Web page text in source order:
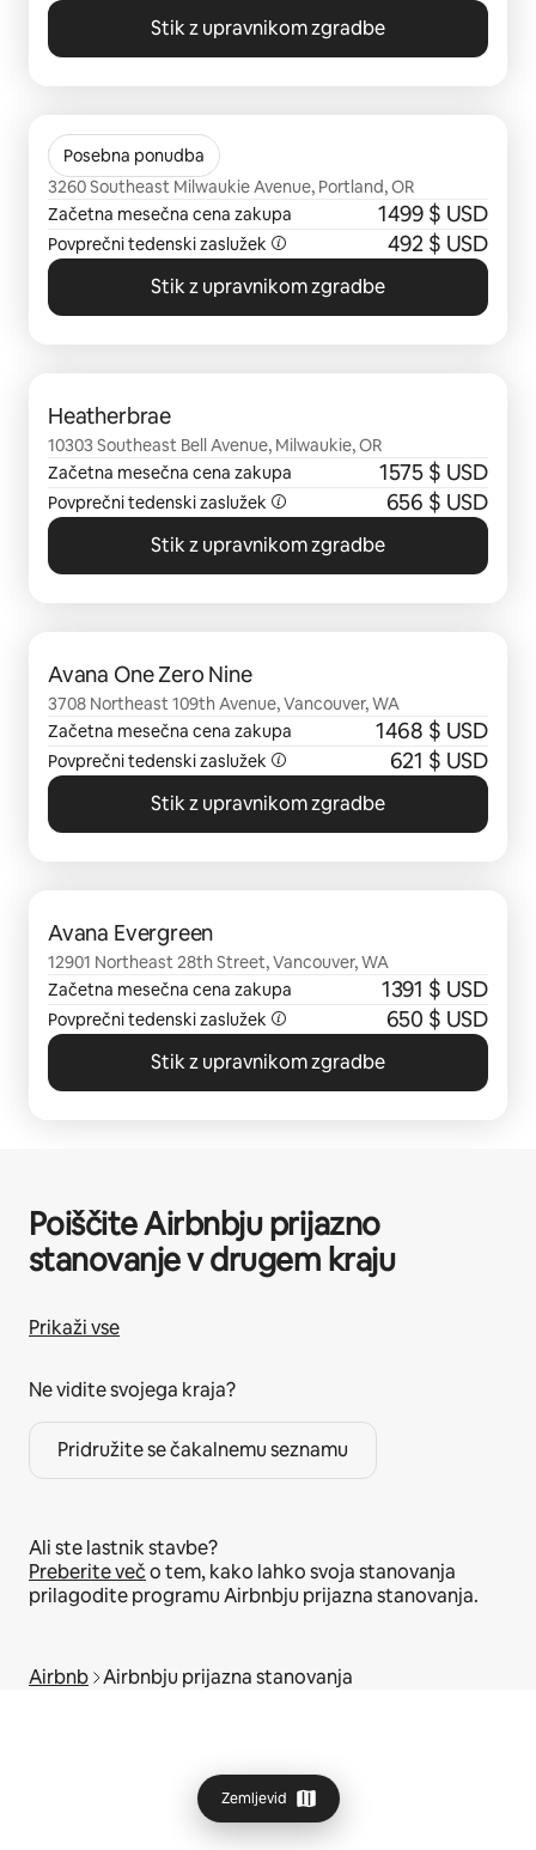
Stik z upravnikom zgradbe
Posebna ponudba
The Frankie
3260 Southeast Milwaukie Avenue, Portland, OR
Začetna mesečna cena zakupa
1499 $ USD
Povprečni tedenski zaslužek 492 $ USD
Stik z upravnikom zgradbe
Heatherbrae
10303 Southeast Bell Avenue, Milwaukie, OR
Začetna mesečna cena zakupa
1575 $ USD
Povprečni tedenski zaslužek 656 $ USD
Stik z upravnikom zgradbe
Avana One Zero Nine
3708 Northeast 109th Avenue, Vancouver, WA
Začetna mesečna cena zakupa
1468 $ USD
Povprečni tedenski zaslužek 621 $ USD
Stik z upravnikom zgradbe
Avana Evergreen
12901 Northeast 28th Street, Vancouver, WA
Začetna mesečna cena zakupa
1391 $ USD
Povprečni tedenski zaslužek 650 $ USD
Stik z upravnikom zgradbe
Zemljevid
Poiščite Airbnbju prijazno
stanovanje v drugem kraju
Prikaži vse
Ne vidite svojega kraja?
Pridružite se čakalnemu seznamu
Ali ste lastnik stavbe?
Preberite večo tem, kako lahko svoja stanovanja
prilagodite programu Airbnbju prijazna stanovanja.
Airbnb Airbnbju prijazna stanovanja